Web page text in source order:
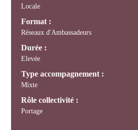
Locale
Format :
Réseaux d'Ambassadeurs
Durée :
Elevée
Type accompagnement :
Mixte
Rôle collectivité :
Portage